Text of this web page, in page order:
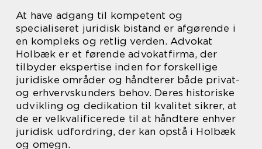
At have adgang til kompetent og
specialiseret juridisk bistand er afgørende i
en kompleks og retlig verden. Advokat
Holbæk er et førende advokatfirma, der
tilbyder ekspertise inden for forskellige
juridiske områder og håndterer både privat-
og erhvervskunders behov. Deres historiske
udvikling og dedikation til kvalitet sikrer, at
de er velkvalificerede til at håndtere enhver
juridisk udfordring, der kan opstå i Holbæk
og omegn.